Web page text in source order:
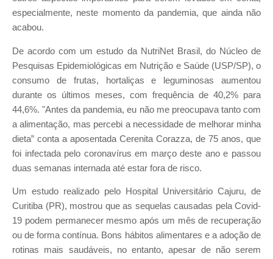
especialmente, neste momento da pandemia, que ainda não
acabou.
De acordo com um estudo da NutriNet Brasil, do Núcleo de
Pesquisas Epidemiológicas em Nutrição e Saúde (USP/SP), o
consumo de frutas, hortaliças e leguminosas aumentou
durante os últimos meses, com frequência de 40,2% para
44,6%. "Antes da pandemia, eu não me preocupava tanto com
a alimentação, mas percebi a necessidade de melhorar minha
dieta” conta a aposentada Cerenita Corazza, de 75 anos, que
foi infectada pelo coronavírus em março deste ano e passou
duas semanas internada até estar fora de risco.
Um estudo realizado pelo Hospital Universitário Cajuru, de
Curitiba (PR), mostrou que as sequelas causadas pela Covid-
19 podem permanecer mesmo após um mês de recuperação
ou de forma contínua. Bons hábitos alimentares e a adoção de
rotinas mais saudáveis, no entanto, apesar de não serem